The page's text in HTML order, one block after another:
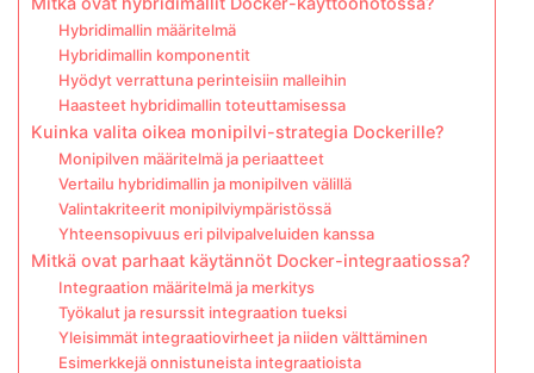
Hybridimallin määritelmä
Hybridimallin komponentit
Hyödyt verrattuna perinteisiin malleihin
Haasteet hybridimallin toteuttamisessa
Kuinka valita oikea monipilvi-strategia Dockerille?
Monipilven määritelmä ja periaatteet
Vertailu hybridimallin ja monipilven välillä
Valintakriteerit monipilviympäristössä
Yhteensopivuus eri pilvipalveluiden kanssa
Mitkä ovat parhaat käytännöt Docker-integraatiossa?
Integraation määritelmä ja merkitys
Työkalut ja resurssit integraation tueksi
Yleisimmät integraatiovirheet ja niiden välttäminen
Esimerkkejä onnistuneista integraatioista